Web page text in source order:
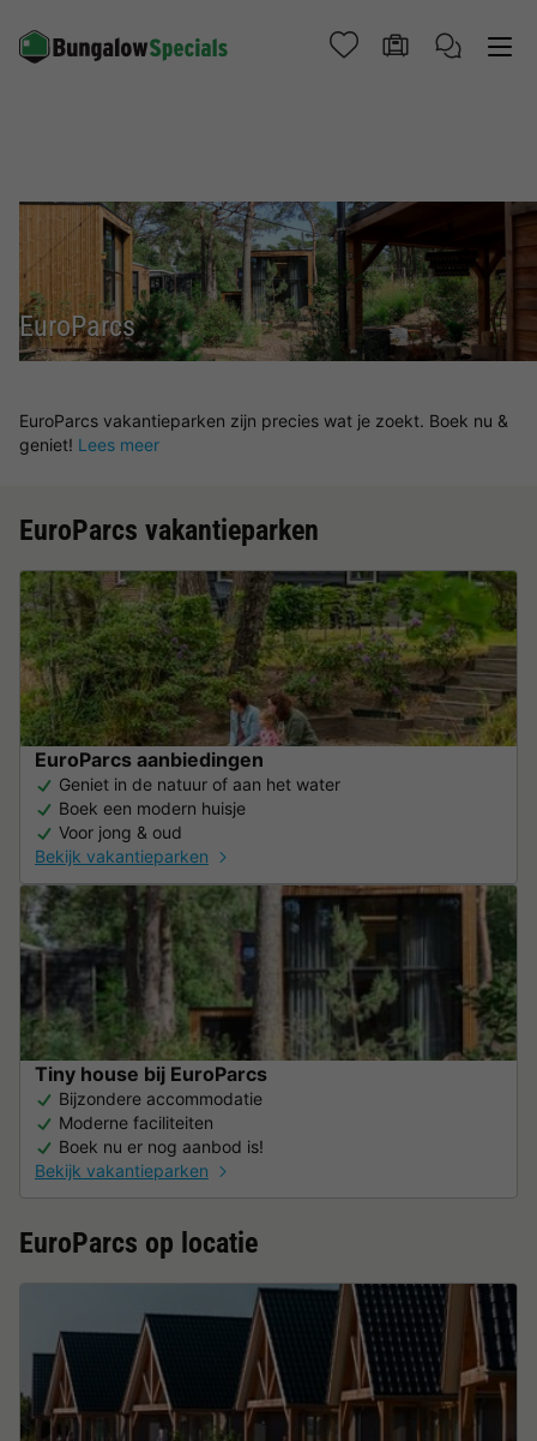
EuroParcs
EuroParcs vakantieparken zijn precies wat je zoekt. Boek nu &
geniet! Lees meer
EuroParcs vakantieparken
EuroParcs aanbiedingen
Geniet in de natuur of aan het water
Boek een modern huisje
Voor jong & oud
Bekijk vakantieparken
Tiny house bij EuroParcs
Bijzondere accommodatie
Moderne faciliteiten
Boek nu er nog aanbod is!
Bekijk vakantieparken
EuroParcs op locatie